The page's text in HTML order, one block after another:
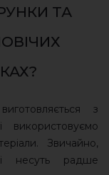
ТА
з
Звичайно,
несуть радше